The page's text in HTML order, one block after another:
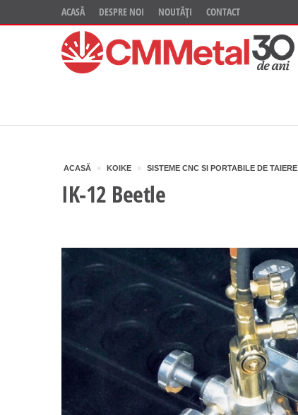
ACASĂ DESPRE NOI NOUTĂȚI CONTACT
ACASĂ » KOIKE » SISTEME CNC SI PORTABILE DE TAIERE
IK-12 Beetle